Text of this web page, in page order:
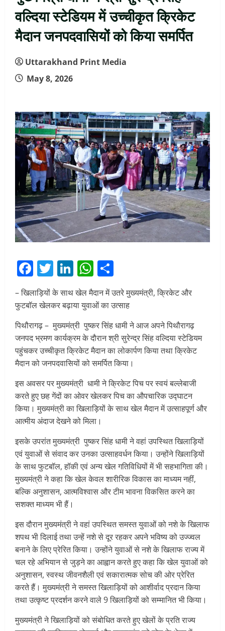
वल्दिया स्टेडियम में उच्चीकृत क्रिकेट
मैदान जनपदवासियों को किया समर्पित
Uttarakhand Print Media
May 8, 2026
Facebook
Twitter
LinkedIn
WhatsApp
– खिलाड़ियों के साथ खेल मैदान में उतरे मुख्यमंत्री, क्रिकेट और
फुटबॉल खेलकर बढ़ाया युवाओं का उत्साह
पिथौरागढ़ – मुख्यमंत्री पुष्कर सिंह धामी ने आज अपने पिथौरागढ़
जनपद भ्रमण कार्यक्रम के दौरान श्री सुरेन्द्र सिंह वल्दिया स्टेडियम
पहुंचकर उच्चीकृत क्रिकेट मैदान का लोकार्पण किया तथा क्रिकेट
मैदान को जनपदवासियों को समर्पित किया।
इस अवसर पर मुख्यमंत्री धामी ने क्रिकेट पिच पर स्वयं बल्लेबाजी
करते हुए छह गेंदों का ओवर खेलकर पिच का औपचारिक उद्घाटन
किया। मुख्यमंत्री का खिलाड़ियों के साथ खेल मैदान में उत्साहपूर्ण और
आत्मीय अंदाज देखने को मिला।
इसके उपरांत मुख्यमंत्री पुष्कर सिंह धामी ने वहां उपस्थित खिलाड़ियों
एवं युवाओं से संवाद कर उनका उत्साहवर्धन किया। उन्होंने खिलाड़ियों
के साथ फुटबॉल, हॉकी एवं अन्य खेल गतिविधियों में भी सहभागिता की।
मुख्यमंत्री ने कहा कि खेल केवल शारीरिक विकास का माध्यम नहीं,
बल्कि अनुशासन, आत्मविश्वास और टीम भावना विकसित करने का
सशक्त माध्यम भी हैं।
इस दौरान मुख्यमंत्री ने वहां उपस्थित समस्त युवाओं को नशे के खिलाफ
शपथ भी दिलाई तथा उन्हें नशे से दूर रहकर अपने भविष्य को उज्ज्वल
बनाने के लिए प्रेरित किया। उन्होंने युवाओं से नशे के खिलाफ राज्य में
चल रहे अभियान से जुड़ने का आह्वान करते हुए कहा कि खेल युवाओं को
अनुशासन, स्वस्थ जीवनशैली एवं सकारात्मक सोच की ओर प्रेरित
करते हैं। मुख्यमंत्री ने समस्त खिलाड़ियों को आशीर्वाद प्रदान किया
तथा उत्कृष्ट प्रदर्शन करने वाले 9 खिलाड़ियों को सम्मानित भी किया।
मुख्यमंत्री ने खिलाड़ियों को संबोधित करते हुए खेलों के प्रति राज्य